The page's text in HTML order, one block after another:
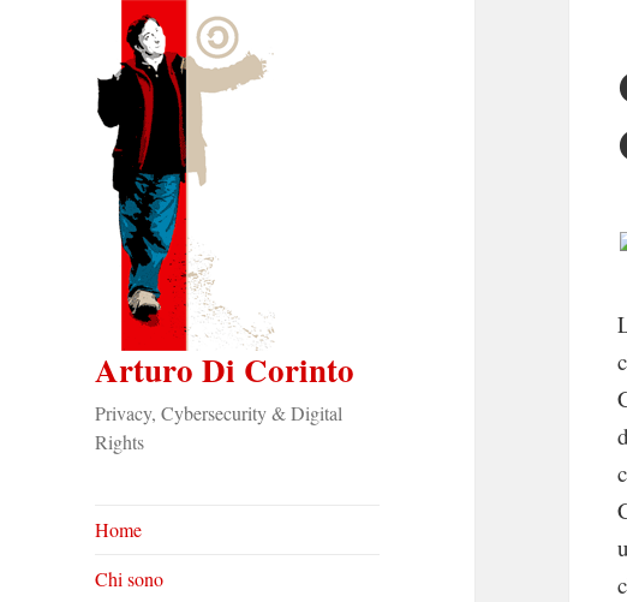
Arturo Di Corinto
Privacy, Cybersecurity & Digital
Rights
Home
Chi sono